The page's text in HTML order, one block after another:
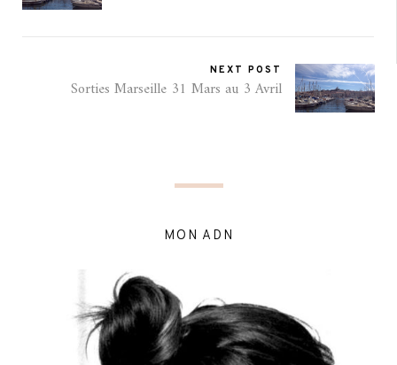
NEXT POST
Sorties Marseille 31 Mars au 3 Avril
MON ADN